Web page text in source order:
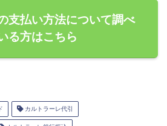
支払い方法について調べ
る方はこちら
カルトラーレ代引